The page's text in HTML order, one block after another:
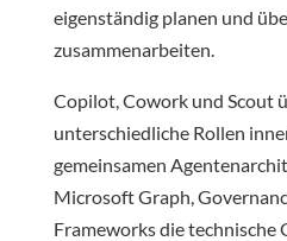
eigenständig planen und
zusammenarbeiten.
Copilot, Cowork und Scout
unterschiedliche Rollen
gemeinsamen
Microsoft Graph,
Frameworks die technische